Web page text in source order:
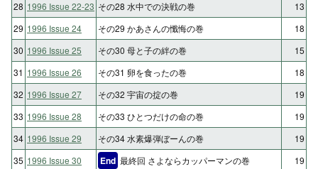
28 1996 Issue 22-23 その28 水中での決戦の巻
13
29 1996 Issue 24 その29 かあさんの懺悔の巻
18
30 1996 Issue 25 その30 母と子の絆の巻
15
31 1996 Issue 26 その31 卵を食ったの巻
18
32 1996 Issue 27 その32 宇宙の掟の巻
19
33 1996 Issue 28 その33 ひとつだけの命の巻
19
34 1996 Issue 29 その34 水素爆弾ぼーんの巻
19
35 1996 Issue 30 End 最終回 さよならカッパーマンの巻 19